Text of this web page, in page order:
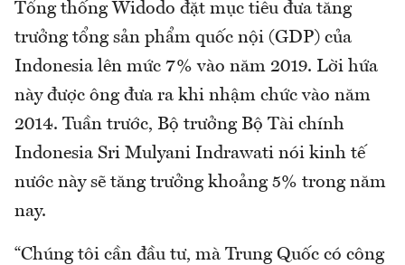
Tổng thống Widodo đặt mục tiêu đưa tăng
trưởng tổng sản phẩm quốc nội (GDP) của
Indonesia lên mức 7% vào năm 2019. Lời hứa
này được ông đưa ra khi nhậm chức vào năm
2014. Tuần trước, Bộ trưởng Bộ Tài chính
Indonesia Sri Mulyani Indrawati nói kinh tế
nước này sẽ tăng trưởng khoảng 5% trong năm
nay.
“Chúng tôi cần đầu tư, mà Trung Quốc có công